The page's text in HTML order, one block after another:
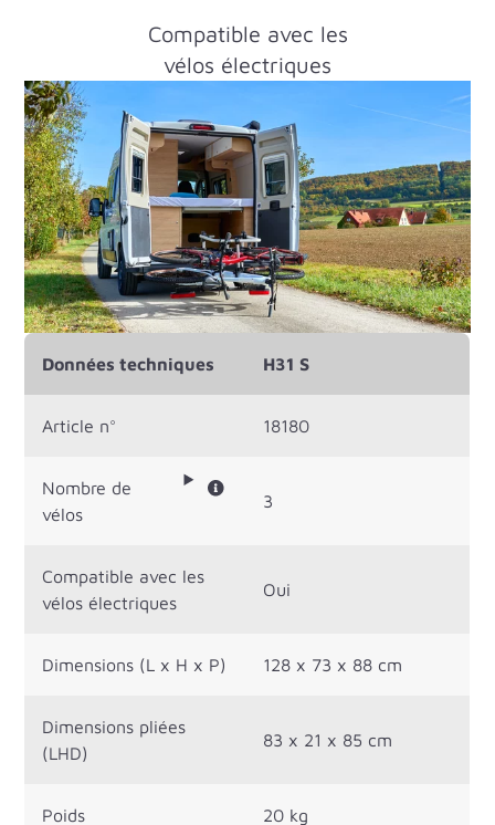
Compatible avec les
vélos électriques
Données techniques H31 S
Article n° 18180
Nombre de
vélos
3
Compatible avec les
vélos électriques
Oui
Dimensions (L x H x P) 128 x 73 x 88 cm
Dimensions pliées
(LHD)
83 x 21 x 85 cm
Poids 20 kg